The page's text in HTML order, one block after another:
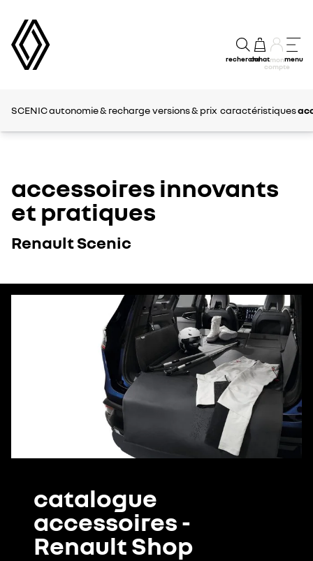
rechercheachatmon
compte
menu
SCENICautonomie & recharge versions & prix caractéristiques
accessoires innovants
et pratiques
Renault Scenic
catalogue
accessoires -
Renault Shop